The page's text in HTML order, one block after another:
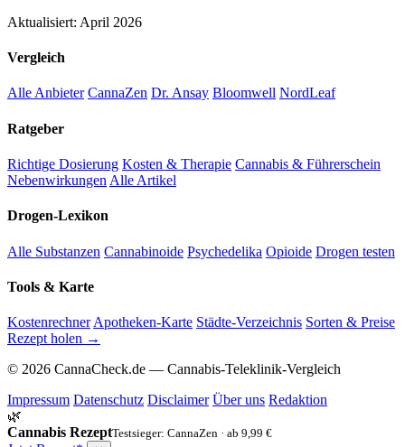
Aktualisiert: April 2026
Vergleich
Alle Anbieter CannaZen Dr. Ansay Bloomwell NordLeaf
Ratgeber
Richtige Dosierung Kosten & Therapie Cannabis & Führerschein
Nebenwirkungen Alle Artikel
Drogen-Lexikon
Alle Substanzen Cannabinoide Psychedelika Opioide Drogen testen
Tools & Karte
Kostenrechner Apotheken-Karte Städte-Verzeichnis Sorten & Preise
Rezept holen →
© 2026 CannaCheck.de — Cannabis-Teleklinik-Vergleich
Impressum Datenschutz Disclaimer Über uns Redaktion
🌿
Cannabis RezeptTestsieger: CannaZen · ab 9,99 €